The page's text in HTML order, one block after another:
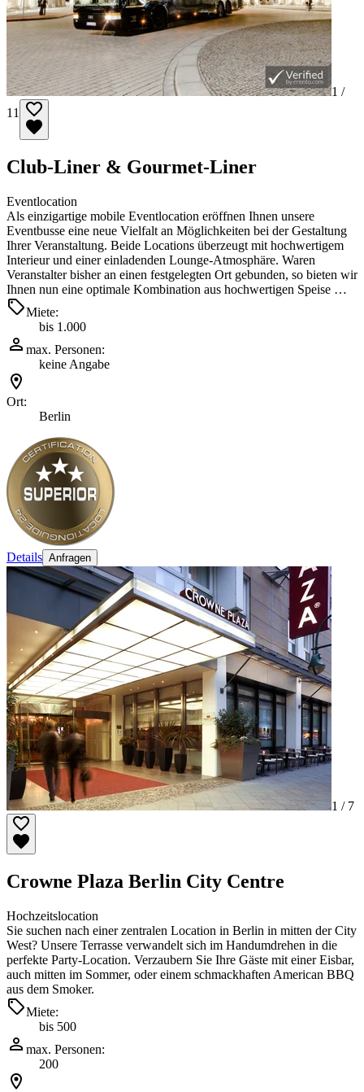
1 /
11
Club-Liner & Gourmet-Liner
Eventlocation
Als einzigartige mobile Eventlocation eröffnen Ihnen unsere
Eventbusse eine neue Vielfalt an Möglichkeiten bei der Gestaltung
Ihrer Veranstaltung. Beide Locations überzeugt mit hochwertigem
Interieur und einer einladenden Lounge-Atmosphäre. Waren
Veranstalter bisher an einen festgelegten Ort gebunden, so bieten wir
Ihnen nun eine optimale Kombination aus hochwertigen Speise …
Miete:
bis 1.000
max. Personen:
keine Angabe
Ort:
Berlin
Details Anfragen
1 / 7
Crowne Plaza Berlin City Centre
Hochzeitslocation
Sie suchen nach einer zentralen Location in Berlin in mitten der City
West? Unsere Terrasse verwandelt sich im Handumdrehen in die
perfekte Party-Location. Verzaubern Sie Ihre Gäste mit einer Eisbar,
auch mitten im Sommer, oder einem schmackhaften American BBQ
aus dem Smoker.
Miete:
bis 500
max. Personen:
200